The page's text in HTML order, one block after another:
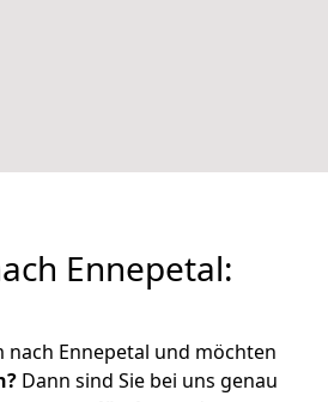
Ennepetal:
nach Ennepetal und möchten
Dann sind Sie bei uns genau